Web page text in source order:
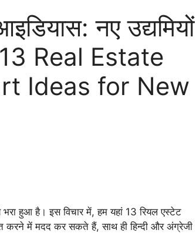
नए उद्यमियों
13 Real Estate
Ideas for New
भरा हुआ है। इस विचार में, हम यहां 13 रियल एस्टेट
करने में मदद कर सकते हैं, साथ ही हिन्दी और अंग्रेजी